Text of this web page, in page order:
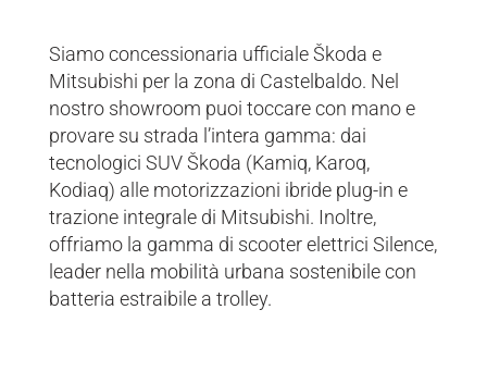
Siamo concessionaria ufficiale Škoda e
Mitsubishi per la zona di Castelbaldo. Nel
nostro showroom puoi toccare con mano e
provare su strada l’intera gamma: dai
tecnologici SUV Škoda (Kamiq, Karoq,
Kodiaq) alle motorizzazioni ibride plug-in e
trazione integrale di Mitsubishi. Inoltre,
offriamo la gamma di scooter elettrici Silence,
leader nella mobilità urbana sostenibile con
batteria estraibile a trolley.